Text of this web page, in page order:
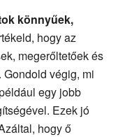
könnyűek,
hogy az
megerőltetőek és
végig, mi
egy jobb
Ezek jó
hogy ő